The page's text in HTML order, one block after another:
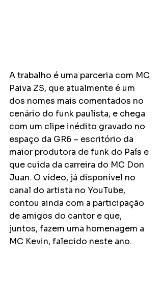
A trabalho é uma parceria com MC
Paiva ZS, que atualmente é um
dos nomes mais comentados no
cenário do funk paulista, e chega
com um clipe inédito gravado no
espaço da GR6 – escritório da
maior produtora de funk do País e
que cuida da carreira do MC Don
Juan. O vídeo, já disponível no
canal do artista no YouTube,
contou ainda com a participação
de amigos do cantor e que,
juntos, fazem uma homenagem a
MC Kevin, falecido neste ano.